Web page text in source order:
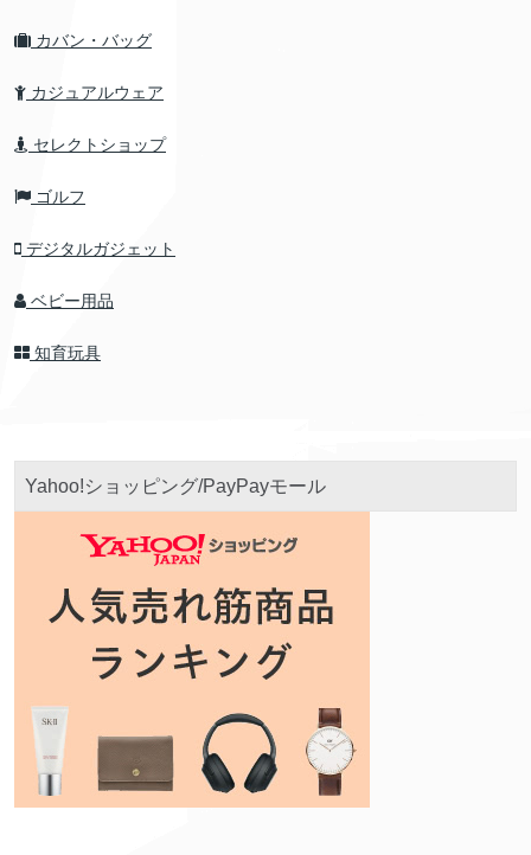
カバン・バッグ
カジュアルウェア
セレクトショップ
ゴルフ
デジタルガジェット
ベビー用品
知育玩具
Yahoo!ショッピング/PayPayモール